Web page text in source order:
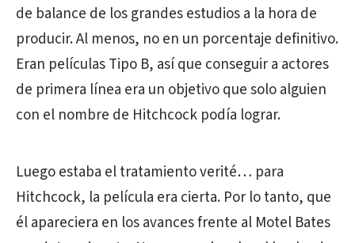
de balance de los grandes estudios a la hora de
producir. Al menos, no en un porcentaje definitivo.
Eran películas Tipo B, así que conseguir a actores
de primera línea era un objetivo que solo alguien
con el nombre de Hitchcock podía lograr.
Luego estaba el tratamiento verité… para
Hitchcock, la película era cierta. Por lo tanto, que
él apareciera en los avances frente al Motel Bates